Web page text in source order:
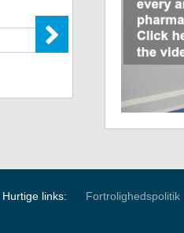
Hurtige links: Fortrolighedspolitik